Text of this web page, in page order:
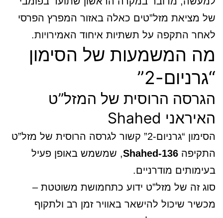
של מציאת מזל”טים כאלה באזור המפרץ הפרסי
לאחר התקפה על תשתיות איחוד האמירויות.
מה המשמעות של הסימון
“גרניום-2”
הגרסה הרוסית של המזל”ט
האיראני Shahed
הסימון “גרניום-2” קשור לגרסה הרוסית של מזל”ט
התקיפה Shahed-136, שמשמש באופן פעיל
בעימותים מודרניים.
סוג זה של מזל”ט ידוע כתחמושת משוטטת –
מכשיר שיכול להישאר באוויר זמן רב ולתקוף